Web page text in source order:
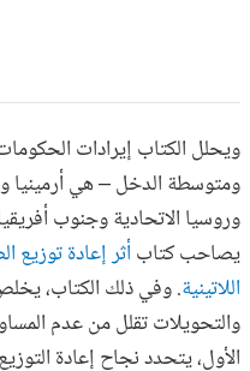
ويحلل الكتاب إيرادات
ومتوسطة الدخل – هي أرمينيا
وروسيا الاتحادية وجنوب
يصاحب كتابأثر إعادة توزيع
اللاتينية. وفي ذلك الكتاب،
والتحويلات تقلل من عدم
الأول، يتحدد نجاح إعادة